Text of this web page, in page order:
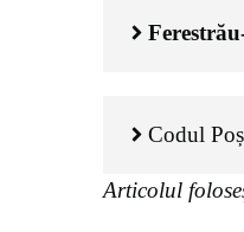
Codul
Articolul